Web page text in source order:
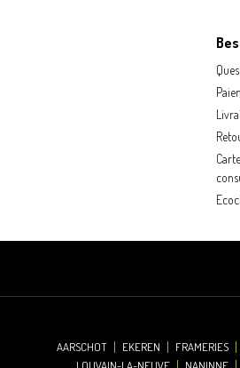
AARSCHOT EKEREN FRAMERIES